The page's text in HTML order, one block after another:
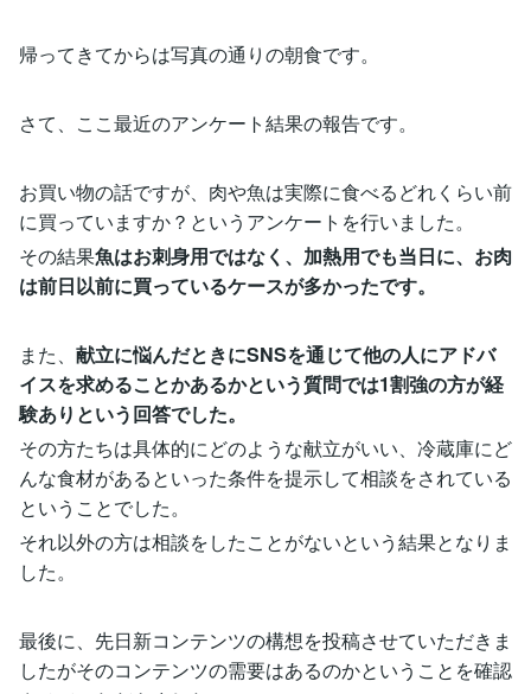
帰ってきてからは写真の通りの朝食です。
さて、ここ最近のアンケート結果の報告です。
お買い物の話ですが、肉や魚は実際に食べるどれくらい前
に買っていますか？というアンケートを行いました。
その結果魚はお刺身用ではなく、加熱用でも当日に、お肉
は前日以前に買っているケースが多かったです。
また、 献立に悩んだときにSNSを通じて他の人にアドバ
イスを求めることかあるかという質問では1割強の方が経
験ありという回答でした。
その方たちは具体的にどのような献立がいい、冷蔵庫にど
んな食材があるといった条件を提示して相談をされている
ということでした。
それ以外の方は相談をしたことがないという結果となりま
した。
最後に、先日新コンテンツの構想を投稿させていただきま
したがそのコンテンツの需要はあるのかということを確認